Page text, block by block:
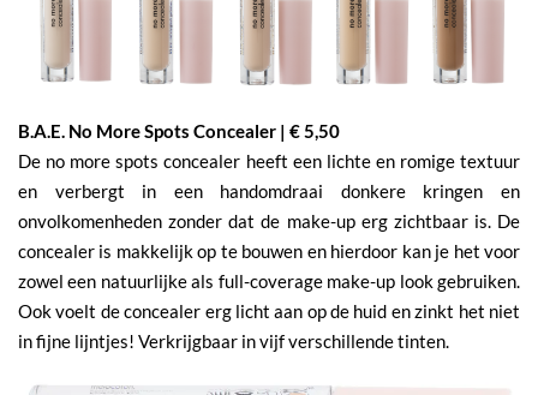
B.A.E. No More Spots Concealer | € 5,50
De no more spots concealer heeft een lichte en romige textuur
en verbergt in een handomdraai donkere kringen en
onvolkomenheden zonder dat de make-up erg zichtbaar is. De
concealer is makkelijk op te bouwen en hierdoor kan je het voor
zowel een natuurlijke als full-coverage make-up look gebruiken.
Ook voelt de concealer erg licht aan op de huid en zinkt het niet
in fijne lijntjes! Verkrijgbaar in vijf verschillende tinten.